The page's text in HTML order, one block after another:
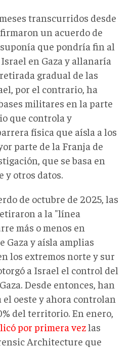
transcurridos desde
un acuerdo de
que pondría fin al
en Gaza y allanaría
gradual de las
por el contrario, ha
militares en la parte
que controla y
física que aísla a los
parte de la Franja de
que se basa en
y otros datos.
de octubre de 2025, las
a la "línea
más o menos en
Gaza y aísla amplias
los extremos norte y sur
a Israel el control del
Desde entonces, han
el oeste y ahora controlan
del territorio. En enero,
por primera vezlas
Architecture que